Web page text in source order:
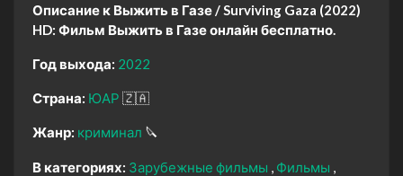
Описание к Выжить в Газе / Surviving Gaza (2022)
HD: Фильм Выжить в Газе онлайн бесплатно.
Год выхода: 2022
Страна: ЮАР 🇿🇦
Жанр: криминал 🔪
В категориях: Зарубежные фильмы
Фильмы